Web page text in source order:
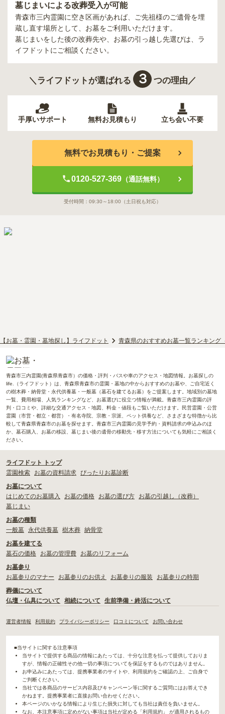
墓じまいによる改葬受入が可能
青森市三内霊園に空き区画があれば、ご先祖様のご遺骨を埋
蔵し直す場所として、お墓をご利用いただけます。
墓じまいをした後の改葬先や、お墓の引っ越し先選びは、ラ
イフドットにご相談ください。
＼ライフドットが選ばれる ３ つの理由／
手厚いサポート 無料お見積もり 立ち会い不要
無料でお見積もり・ご提案
0120-527-369（通話無料）
受付時間： 09:30～18:00 （土日祝も対応）
【お墓・霊園・墓地探し】ライフドット 青森県のおすすめお墓一覧ランキング
青森市三内霊園(青森県青森市）の価格・評判・バスや車のアクセス・地図情報。お墓探しの
life.（ライフドット）は、青森県青森市の霊園・墓地の中からおすすめのお墓や、ご自宅近く
の樹木葬・納骨堂・永代供養墓・一般墓（墓石を建てるお墓）をご提案します。地域別の墓地
一覧、費用相場、人気ランキングなど、お墓選びに役立つ情報が満載。青森市三内霊園の評
判・口コミや、詳細な交通アクセス・地図、料金・値段もご覧いただけます。民営霊園・公営
霊園（市営・都立・都営）・有名寺院、宗教・宗派、ペット供養など、さまざまな特徴から比
較して青森県青森市のお墓を探せます。青森市三内霊園の見学予約・資料請求の申込みのほ
か、墓石購入、お墓の移設、墓じまい後の遺骨の移動先・移す方法についても気軽にご相談く
ださい。
ライフドット トップ
霊園検索
お墓の資料請求 ぴったりお墓診断
お墓について
はじめてのお墓購入
お墓の価格 お墓の選び方
お墓の引越し（改葬）
墓じまい
お墓の種類
一般墓
永代供養墓 樹木葬 納骨堂
お墓を建てる
墓石の価格
お墓の管理費
お墓のリフォーム
お墓参り
お墓参りのマナー
お墓参りのお供え お墓参りの服装
お墓参りの時期
葬儀について
仏壇・仏具について
相続について 生前準備・終活について
運営者情報 利用規約 プライバシーポリシー 口コミについて お問い合わせ
■当サイトに関する注意事項
当サイトで提供する商品の情報にあたっては、十分な注意を払って提供しておりま
すが、情報の正確性その他一切の事項についてを保証をするものではありません。
お申込みにあたっては、提携事業者のサイトや、利用規約をご確認の上、ご自身で
ご判断ください。
当社では各商品のサービス内容及びキャンペーン等に関するご質問にはお答えでき
かねます。提携事業者に直接お問い合わせください。
本ページのいかなる情報により生じた損失に対しても当社は責任を負いません。
なお、本注意事項に定めがない事項は当社が定める「利用規約」 が適用されるもの